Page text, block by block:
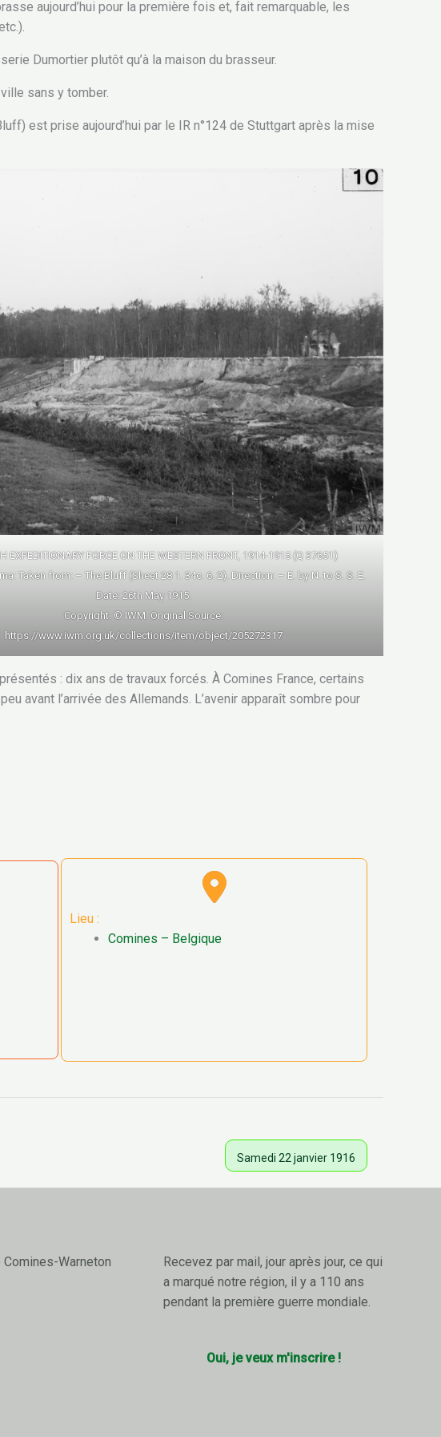
aujourd’hui pour la première fois et, fait remarquable, les
Dumortier plutôt qu’à la maison du brasseur.
sans y tomber.
est prise aujourd’hui par le IR n°124 de Stuttgart après la mise
EXPEDITIONARY FORCE ON THE WESTERN FRONT, 1914-1915 (Q 37651)
Taken from: – The Bluff (Sheet 28 1. 34c. 6. 2). Direction: – E. by N. to S. S. E.
Date: 26th May 1915.
Copyright: © IWM. Original Source:
https://www.iwm.org.uk/collections/item/object/205272317
: dix ans de travaux forcés. À Comines France, certains
avant l’arrivée des Allemands. L’avenir apparaît sombre pour
Lieu :
Comines – Belgique
Samedi 22 janvier 1916
Warneton
Recevez par mail, jour après jour, ce qui
a marqué notre région, il y a 110 ans
pendant la première guerre mondiale.
Oui, je veux m'inscrire !